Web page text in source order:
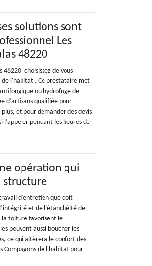
solutions sont
Les
48220
choisissez de vous
de l'habitat . Ce prestataire met
ou hydrofuge de
d’artisans qualifiée pour
plus, et pour demander des devis
l’appeler pendant les heures de
opération qui
structure
d’entretien que doit
et de l’étanchéité de
la toiture favorisent le
peuvent aussi boucher les
ce qui altèrera le confort des
Compagons de l'habitat pour